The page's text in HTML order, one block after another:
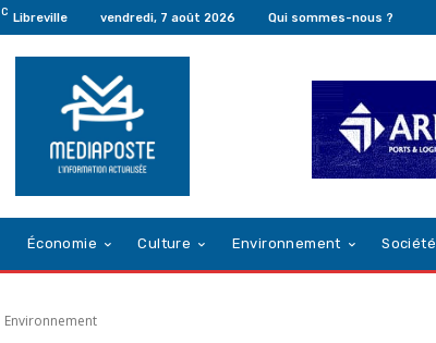
C Libreville vendredi, 7 août 2026 Qui sommes-nous ?
Économie Culture Environnement Société
Environnement